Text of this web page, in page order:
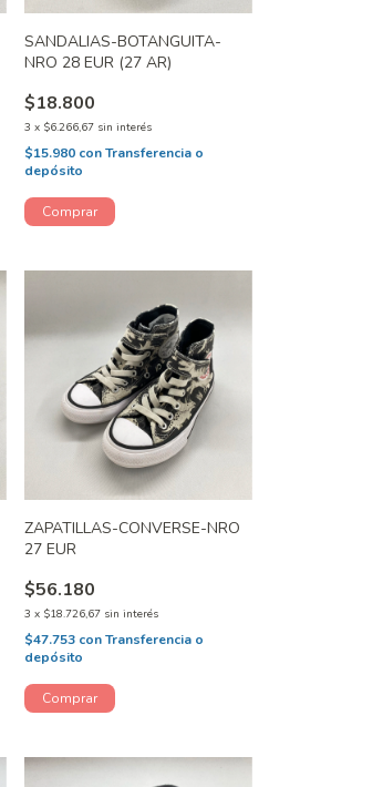
SANDALIAS-BOTANGUITA-
NRO 28 EUR (27 AR)
$18.800
3 x $6.266,67 sin interés
$15.980 con Transferencia o
depósito
ZAPATILLAS-CONVERSE-NRO
27 EUR
$56.180
3 x $18.726,67 sin interés
$47.753 con Transferencia o
depósito